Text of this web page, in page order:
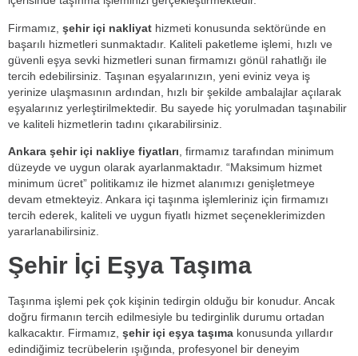
Firmamız, şehir içi nakliyat hizmeti konusunda sektöründe en
başarılı hizmetleri sunmaktadır. Kaliteli paketleme işlemi, hızlı ve
güvenli eşya sevki hizmetleri sunan firmamızı gönül rahatlığı ile
tercih edebilirsiniz. Taşınan eşyalarınızın, yeni eviniz veya iş
yerinize ulaşmasının ardından, hızlı bir şekilde ambalajlar açılarak
eşyalarınız yerleştirilmektedir. Bu sayede hiç yorulmadan taşınabilir
ve kaliteli hizmetlerin tadını çıkarabilirsiniz.
Ankara şehir içi nakliye fiyatları, firmamız tarafından minimum
düzeyde ve uygun olarak ayarlanmaktadır. “Maksimum hizmet
minimum ücret” politikamız ile hizmet alanımızı genişletmeye
devam etmekteyiz. Ankara içi taşınma işlemleriniz için firmamızı
tercih ederek, kaliteli ve uygun fiyatlı hizmet seçeneklerimizden
yararlanabilirsiniz.
Şehir İçi Eşya Taşıma
Taşınma işlemi pek çok kişinin tedirgin olduğu bir konudur. Ancak
doğru firmanın tercih edilmesiyle bu tedirginlik durumu ortadan
kalkacaktır. Firmamız, şehir içi eşya taşıma konusunda yıllardır
edindiğimiz tecrübelerin ışığında, profesyonel bir deneyim